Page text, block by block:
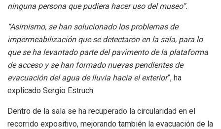
ninguna persona que pudiera hacer uso del museo”.
“Asimismo, se han solucionado los problemas de
impermeabilización que se detectaron en la sala, para lo
que se ha levantado parte del pavimento de la plataforma
de acceso y se han formado nuevas pendientes de
evacuación del agua de lluvia hacia el exterior”, ha
explicado Sergio Estruch.
Dentro de la sala se ha recuperado la circularidad en el
recorrido expositivo, mejorando también la evacuación de la